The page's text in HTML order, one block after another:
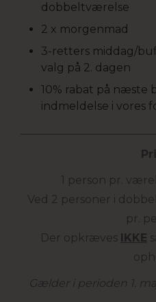
dobbeltværelse
2 x morgenmad
3-retters middag/
valg på 2. dagen
10% rabat på næste
indmeldelse i vores
1 person pr.
Ved 2 personer i
pr.
Der opkræves
IKKE
Gælder i perioden 1.